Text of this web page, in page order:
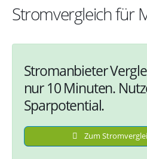
Stromvergleich für
Stromanbieter
nur 10 Minuten.
Sparpotential.
Zum